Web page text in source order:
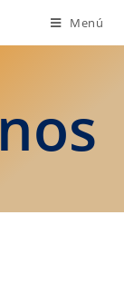
Menú